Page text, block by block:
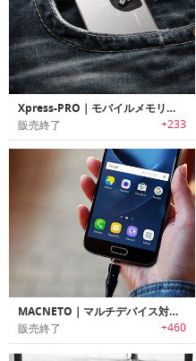
Xpress-PRO｜モバイルメモリー/充電ステーション「エクスプレスプロ」
販売終了 +233
MACNETO｜マルチデバイス対応高速チャージ/データ転送マグネットケーブル「マックニート」
販売終了 +460